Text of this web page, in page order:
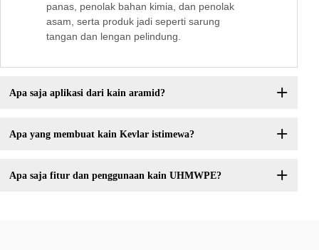
panas, penolak bahan kimia, dan penolak
asam, serta produk jadi seperti sarung
tangan dan lengan pelindung.
Apa saja aplikasi dari kain aramid?
Apa yang membuat kain Kevlar istimewa?
Apa saja fitur dan penggunaan kain UHMWPE?